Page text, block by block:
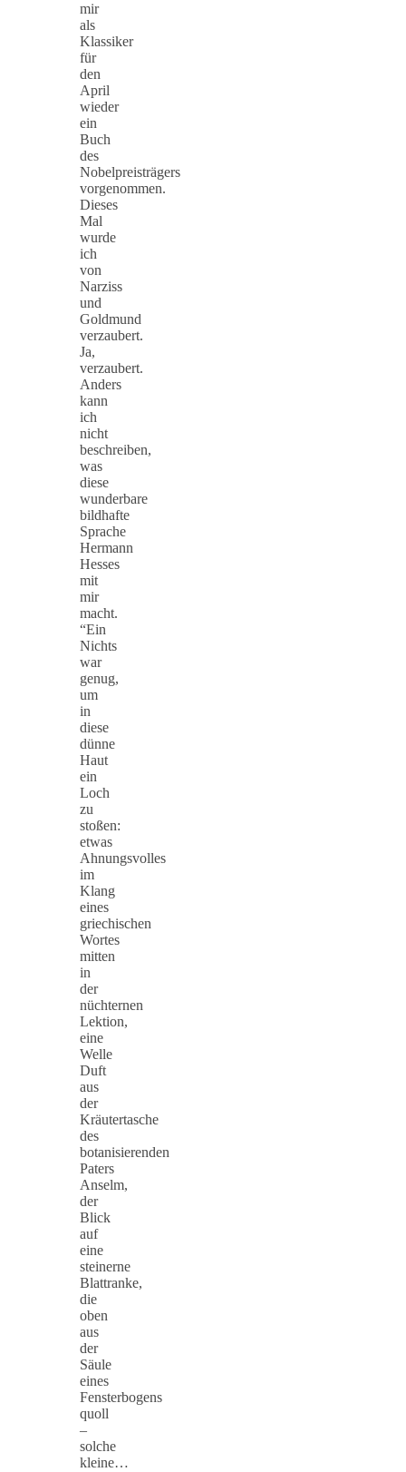
mir
als
Klassiker
für
den
April
wieder
ein
Buch
des
Nobelpreisträgers
vorgenommen.
Dieses
Mal
wurde
ich
von
Narziss
und
Goldmund
verzaubert.
Ja,
verzaubert.
Anders
kann
ich
nicht
beschreiben,
was
diese
wunderbare
bildhafte
Sprache
Hermann
Hesses
mit
mir
macht.
“Ein
Nichts
war
genug,
um
in
diese
dünne
Haut
ein
Loch
zu
stoßen:
etwas
Ahnungsvolles
im
Klang
eines
griechischen
Wortes
mitten
in
der
nüchternen
Lektion,
eine
Welle
Duft
aus
der
Kräutertasche
des
botanisierenden
Paters
Anselm,
der
Blick
auf
eine
steinerne
Blattranke,
die
oben
aus
der
Säule
eines
Fensterbogens
quoll
–
solche
kleine…